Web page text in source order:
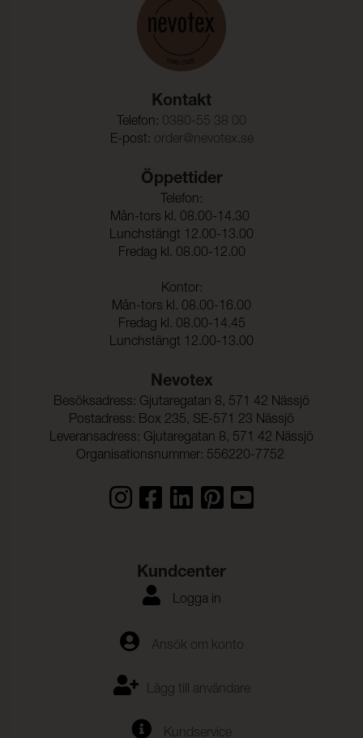
ISO 105-C06
Anfärgning multifiberväv:
ISO 105-D01
Anfärgning multifiberväv:
4-5
Kontakt
Telefon: 0380-55 38 00
E-post: order@nevotex.se
Öppettider
Telefon:
Mån-tors kl. 08.00-14.30
Lunchstängt 12.00-13.00
Fredag kl. 08.00-12.00
Kontor:
Mån-tors kl. 08.00-16.00
Fredag kl. 08.00-14.45
Lunchstängt 12.00-13.00
Nevotex
Besöksadress: Gjutaregatan 8, 571 42 Nässjö
Postadress: Box 235, SE-571 23 Nässjö
Leveransadress: Gjutaregatan 8, 571 42 Nässjö
Organisationsnummer: 556220-7752
Kundcenter
Logga in
Ansök om konto
Lägg till användare
Kundservice